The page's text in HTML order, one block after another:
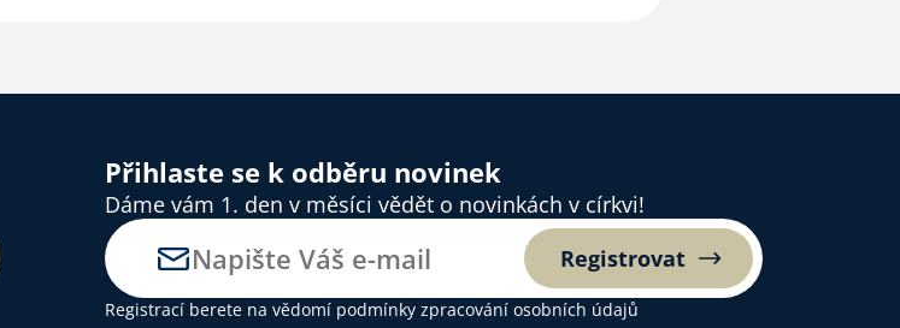
Přihlaste se k odběru novinek
Dáme vám 1. den v měsíci vědět o novinkách v církvi!
Registrovat
Registrací berete na vědomí podmínky zpracování osobních údajů